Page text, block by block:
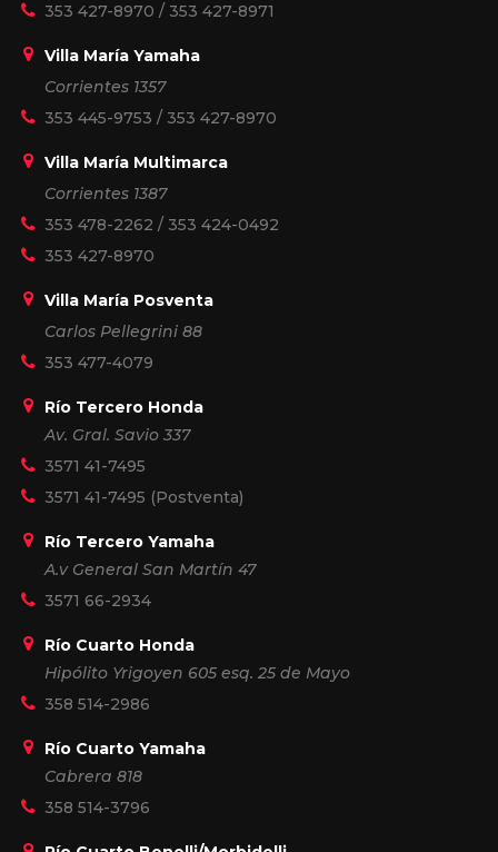
353 427-8970 / 353 427-8971
Villa María Yamaha
Corrientes 1357
353 445-9753 / 353 427-8970
Villa María Multimarca
Corrientes 1387
353 478-2262 / 353 424-0492
353 427-8970
Villa María Posventa
Carlos Pellegrini 88
353 477-4079
Río Tercero Honda
Av. Gral. Savio 337
3571 41-7495
3571 41-7495 (Postventa)
Río Tercero Yamaha
A.v General San Martín 47
3571 66-2934
Río Cuarto Honda
Hipólito Yrigoyen 605 esq. 25 de Mayo
358 514-2986
Río Cuarto Yamaha
Cabrera 818
358 514-3796